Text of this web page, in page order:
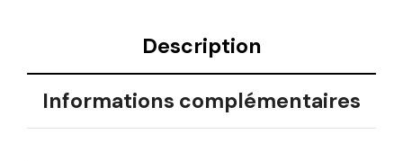
Description
Informations complémentaires